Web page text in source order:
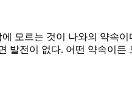
모르는 것이 나와의 약속이
발전이 없다. 어떤 약속이든